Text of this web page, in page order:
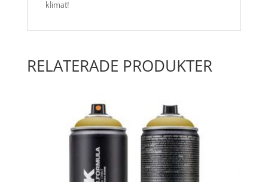
klimat!
RELATERADE PRODUKTER